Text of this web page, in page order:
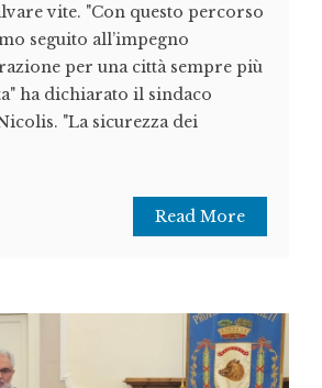
vite. "Con questo percorso
seguito all’impegno
per una città sempre più
ha dichiarato il sindaco
"La sicurezza dei
Read More